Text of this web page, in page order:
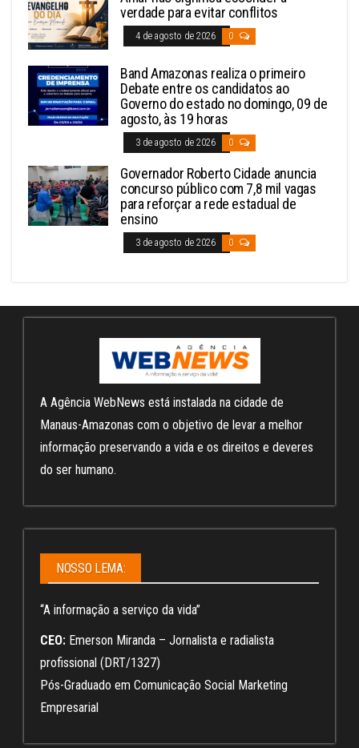
verdade para evitar conflitos
4 de agosto de 2026 0
Band Amazonas realiza o primeiro
Debate entre os candidatos ao
Governo do estado no domingo, 09 de
agosto, às 19 horas
3 de agosto de 2026 0
Governador Roberto Cidade anuncia
concurso público com 7,8 mil vagas
para reforçar a rede estadual de
ensino
3 de agosto de 2026 0
A Agência WebNews está instalada na cidade de
Manaus-Amazonas com o objetivo de levar a melhor
informação preservando a vida e os direitos e deveres
do ser humano.
NOSSO LEMA:
“A informação a serviço da vida”
CEO: Emerson Miranda – Jornalista e radialista
profissional (DRT/1327)
Pós-Graduado em Comunicação Social Marketing
Empresarial